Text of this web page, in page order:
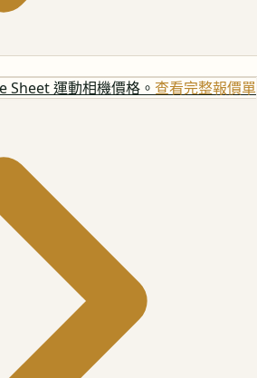
Sheet 運動相機價格。 查看完整報價單